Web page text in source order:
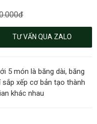
TƯ VẤN QUA ZALO
5 món là băng dài, băng
xếp cơ bản tạo thành
khác nhau